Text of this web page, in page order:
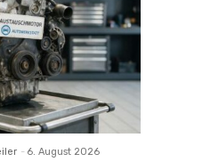
- 6. August 2026